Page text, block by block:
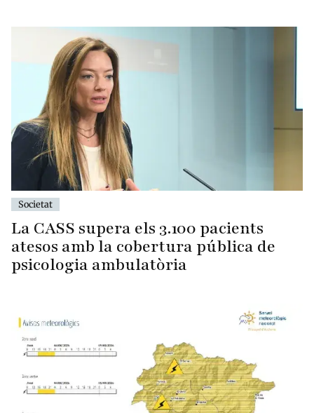
Societat
La CASS supera els 3.100 pacients
atesos amb la cobertura pública de
psicologia ambulatòria